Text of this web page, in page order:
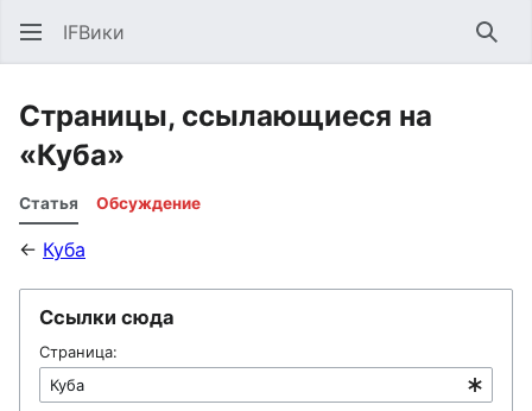
IFВики
Страницы, ссылающиеся на
«Куба»
Статья Обсуждение
← Куба
Ссылки сюда
Страница: